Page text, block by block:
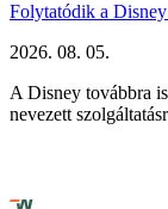
Folytatódik a Disney
2026. 08. 05.
A Disney továbbra
nevezett